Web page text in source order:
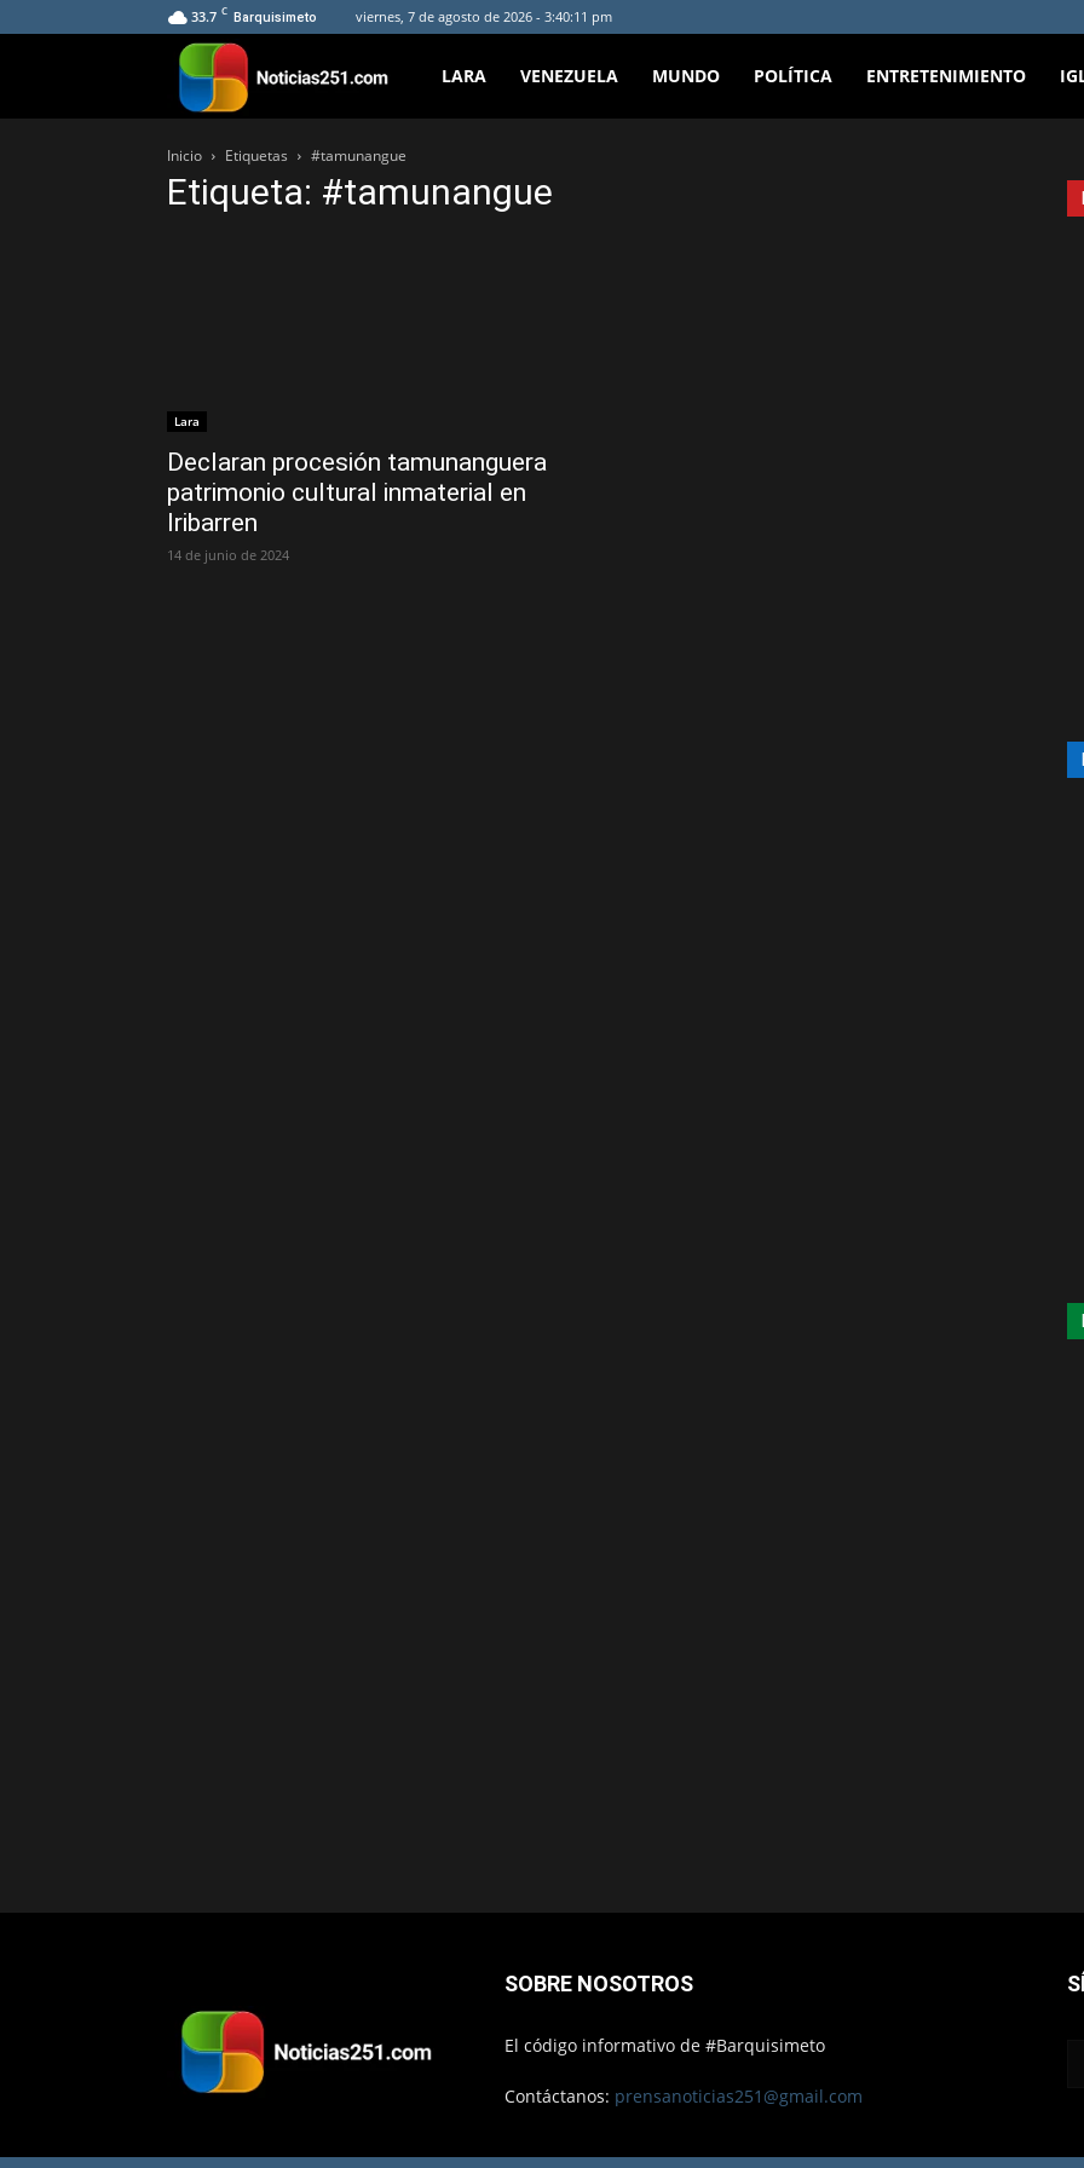
33.7 C Barquisimeto viernes, 7 de agosto de 2026 - 3:40:11 pm
Noticias251
LARA VENEZUELA MUNDO POLÍTICA ENTRETENIMIENTO
Inicio Etiquetas #tamunangue
Etiqueta: #tamunangue
Lara
Declaran procesión tamunanguera
patrimonio cultural inmaterial en
Iribarren
14 de junio de 2024
SOBRE NOSOTROS
El código informativo de #Barquisimeto
Contáctanos: prensanoticias251@gmail.com